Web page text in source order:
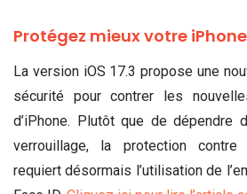
Protégez mieux votre iPhone
La version iOS 17.3 propose une
sécurité pour contrer les
d’iPhone. Plutôt que de dépendre
verrouillage, la protection
requiert désormais l’utilisation de